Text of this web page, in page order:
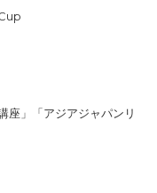
座」「アジアジャパンリ